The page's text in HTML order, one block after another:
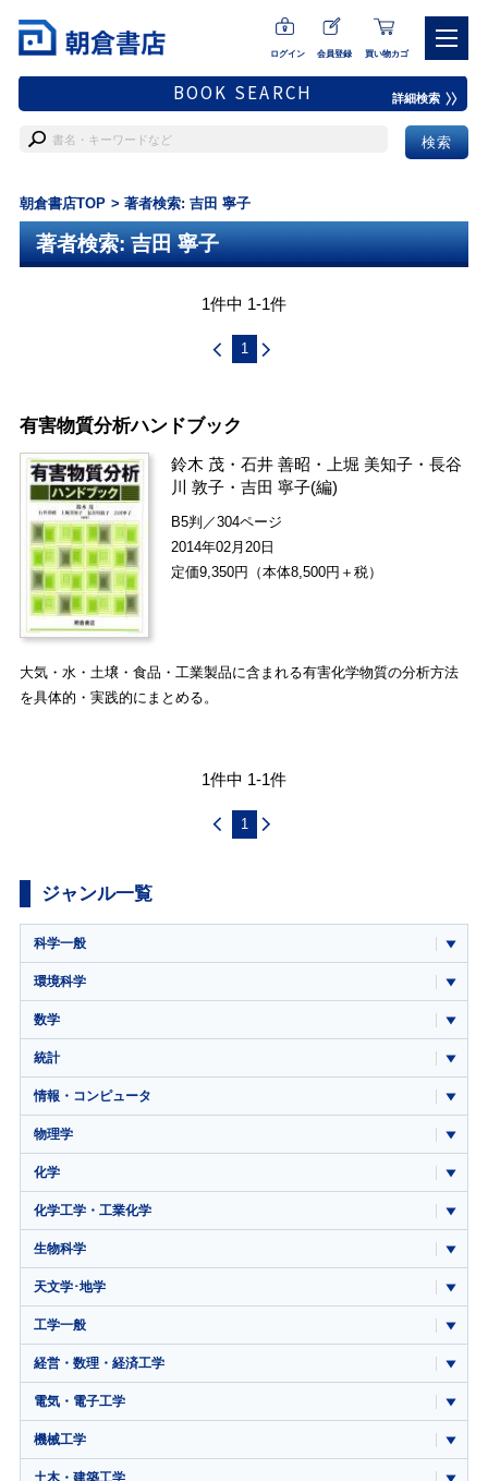
ログイン 会員登録 買い物カゴ
BOOK SEARCH 詳細検索
朝倉書店TOP 著者検索: 吉田 寧子
著者検索: 吉田 寧子
1件中 1-1件
1
有害物質分析ハンドブック
鈴木 茂 ・石井 善昭 ・ 上堀 美知子 ・長谷
川 敦子 ・吉田 寧子(編)
B5判／304ページ
2014年02月20日
定価9,350円（本体8,500円＋税）
大気・水・土壌・食品・工業製品に含まれる有害化学物質の分析方法
を具体的・実践的にまとめる。
1件中 1-1件
1
ジャンル一覧
科学一般
環境科学
数学
統計
情報・コンピュータ
物理学
化学
化学工学・工業化学
生物科学
天文学･地学
工学一般
経営・数理・経済工学
電気・電子工学
機械工学